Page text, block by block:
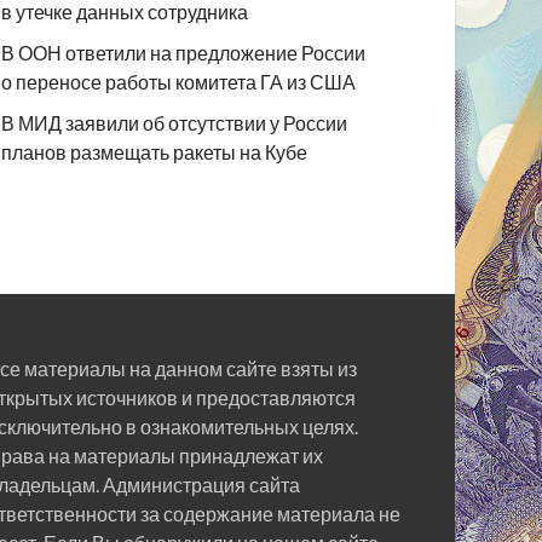
в утечке данных сотрудника
В ООН ответили на предложение России
о переносе работы комитета ГА из США
В МИД заявили об отсутствии у России
планов размещать ракеты на Кубе
материалы на данном сайте взяты из
источников и предоставляются
в ознакомительных целях.
на материалы принадлежат их
Администрация сайта
за содержание материала не